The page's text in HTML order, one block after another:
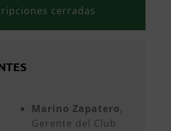
cerradas
Marino Zapatero,
Gerente del Club